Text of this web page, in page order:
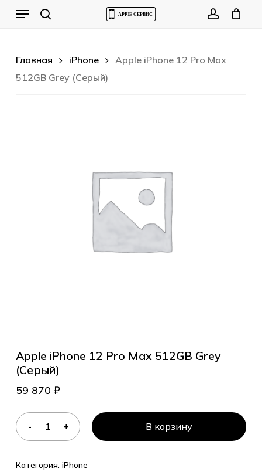
Menu
Главная iPhone
Apple iPhone 12 Pro Max
512GB Grey (Серый)
Apple iPhone 12 Pro Max 512GB Grey
(Серый)
59 870 ₽
В корзину
Категория: iPhone